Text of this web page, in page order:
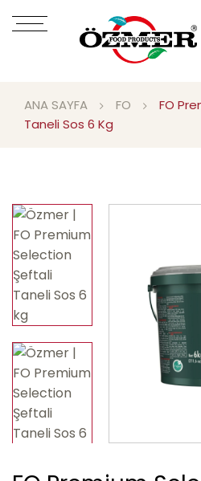
ANA SAYFA FO
FO
Taneli Sos 6 Kg